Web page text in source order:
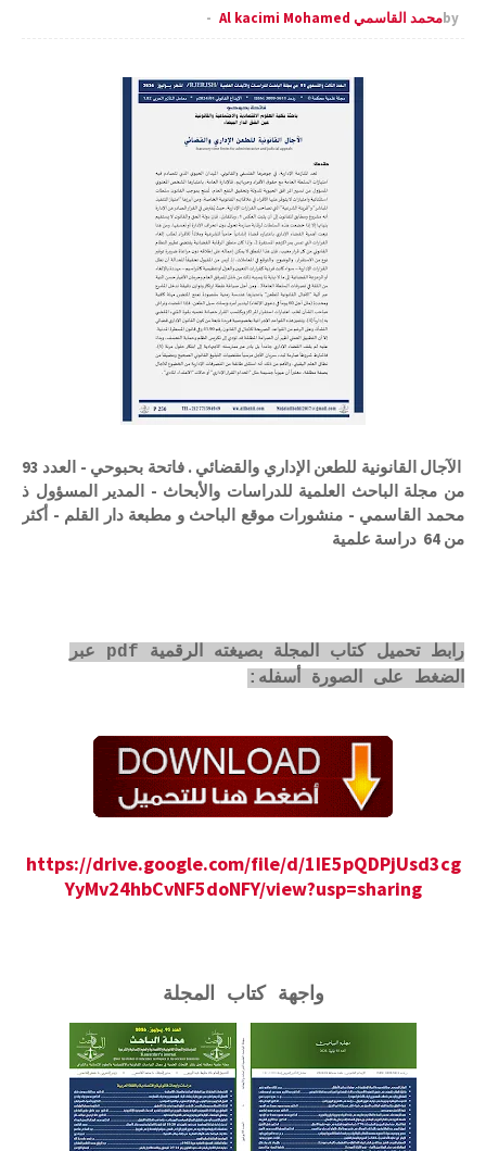
byمحمد القاسمي Al kacimi Mohamed
الآجال القانونية للطعن الإداري والقضائي . فاتحة بحبوحي - العدد 93
من مجلة الباحث العلمية للدراسات والأبحاث - المدير المسؤول ذ
محمد القاسمي - منشورات موقع الباحث و مطبعة دار القلم - أكثر
من 64 دراسة علمية
رابط تحميل كتاب المجلة بصيغته الرقمية pdf عبر
الضغط على الصورة أسفله:
https://drive.google.com/file/d/1IE5pQDPjUsd3cg
YyMv24hbCvNF5doNFY/view?usp=sharing
واجهة كتاب المجلة